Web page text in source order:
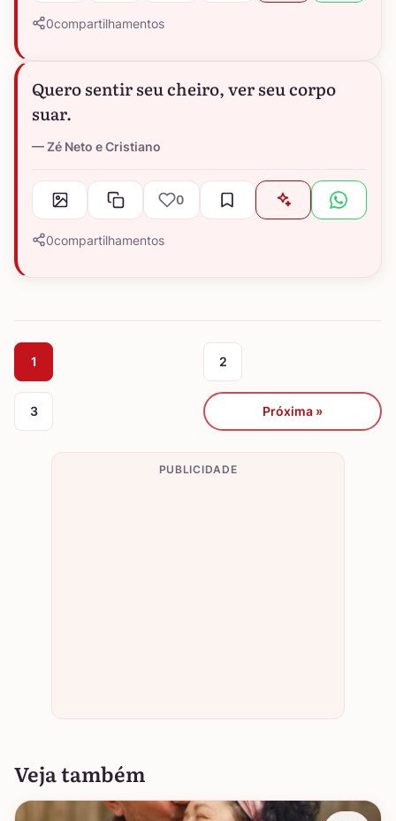
0compartilhamentos
Quero sentir seu cheiro, ver seu corpo
suar.
Zé Neto e Cristiano
0
0compartilhamentos
1 2
3 Próxima »
PUBLICIDADE
Veja também